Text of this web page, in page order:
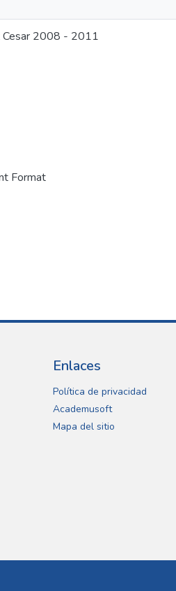
Cesar 2008 - 2011
Format
Enlaces
Política de privacidad
Academusoft
Mapa del sitio